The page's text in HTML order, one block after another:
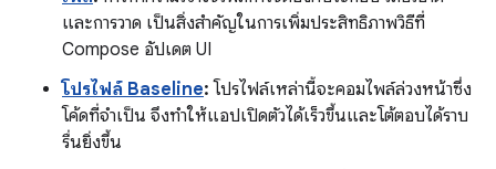
และการวาด เป็นสิ่งสำคัญในการเพิ่มประสิทธิภาพวิธีที่
Compose อัปเดต UI
โปรไฟล์ Baseline: โปรไฟล์เหล่านี้จะคอมไพล์ล่วงหน้าซึ่ง
โค้ดที่จำเป็น จึงทำให้แอปเปิดตัวได้เร็วขึ้นและโต้ตอบได้ราบ
รื่นยิ่งขึ้น